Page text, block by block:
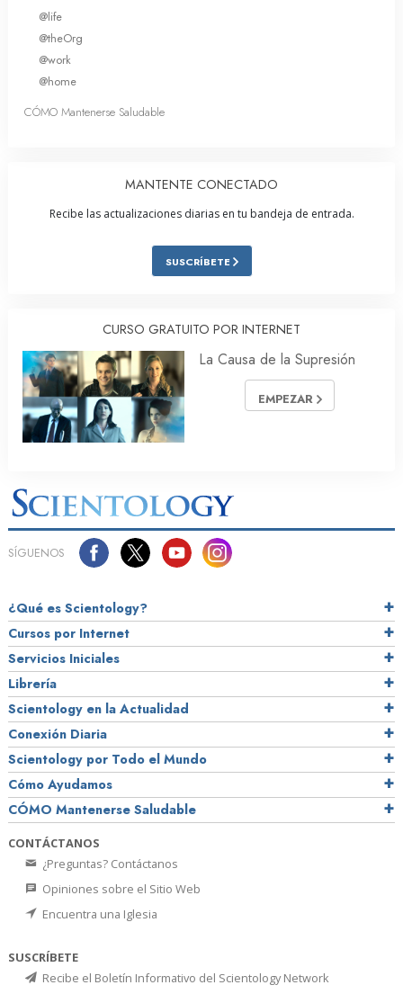
@life
@theOrg
@work
@home
CÓMO Mantenerse Saludable
MANTENTE CONECTADO
Recibe las actualizaciones diarias en tu bandeja de entrada.
SUSCRÍBETE
CURSO GRATUITO POR INTERNET
La Causa de la Supresión
EMPEZAR
SÍGUENOS
¿Qué es Scientology?
Cursos por Internet
Servicios Iniciales
Librería
Scientology en la Actualidad
Conexión Diaria
Scientology por Todo el Mundo
Cómo Ayudamos
CÓMO Mantenerse Saludable
CONTÁCTANOS
¿Preguntas? Contáctanos
Opiniones sobre el Sitio Web
Encuentra una Iglesia
SUSCRÍBETE
Recibe el Boletín Informativo del Scientology Network